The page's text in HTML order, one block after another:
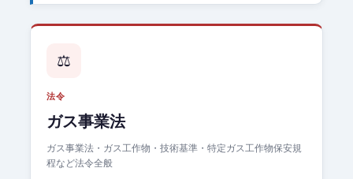
⚖️
法令
ガス事業法
ガス事業法・ガス工作物・技術基準・特定ガス工作物保安規
程など法令全般